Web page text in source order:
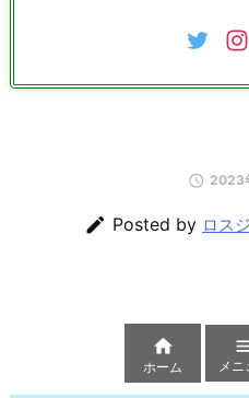
 2023
 Posted by ロス

ホーム メニ